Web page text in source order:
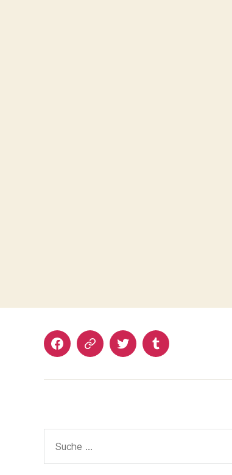
FacebookGoogle+TwitterTumblr
nach: